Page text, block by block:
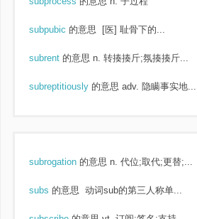
subpubic 的意思 [医] 耻骨下的...
subrent 的意思 n. 转揍揍斤;氛揍揍斤...
subreptitiously 的意思 adv. 隐瞒事实地...
subrogation 的意思 n. 代位;取代;更替;...
subs 的意思 动词sub的第三人称单...